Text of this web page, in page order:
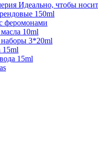
Идеально, чтобы
150ml
феромонами
10ml
3*20ml
15ml
15ml